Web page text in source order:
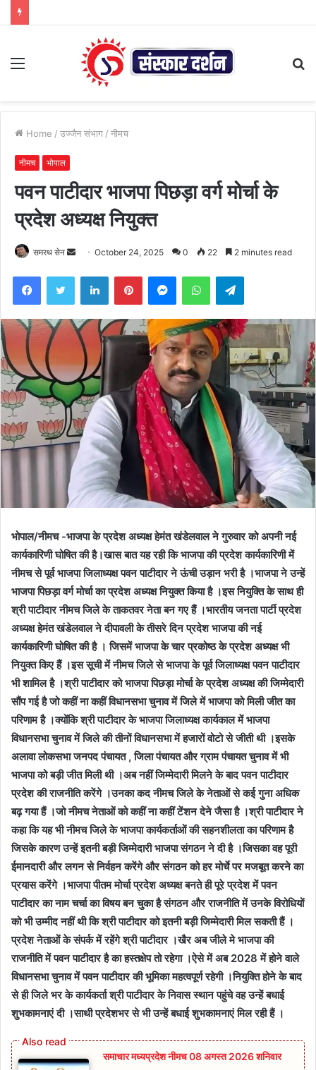
Menu
Home / उज्जैन संभाग / नीमच
नीमच भोपाल
पवन पाटीदार भाजपा पिछड़ा वर्ग मोर्चा के
प्रदेश अध्यक्ष नियुक्त
समरथ सेन
Send
email
October 24, 2025 0 22 2 minutes read
FacebookTwitter LinkedInPinterestMessengerWhatsAppTelegram
भोपाल/नीमच -भाजपा के प्रदेश अध्यक्ष हेमंत खंडेलवाल ने गुरुवार को अपनी नई
कार्यकारिणी घोषित की है।खास बात यह रही कि भाजपा की प्रदेश कार्यकारिणी में
नीमच से पूर्व भाजपा जिलाध्यक्ष पवन पाटीदार ने ऊंची उड़ान भरी है ।भाजपा ने उन्हें
भाजपा पिछड़ा वर्ग मोर्चा का प्रदेश अध्यक्ष नियुक्त किया है ।इस नियुक्ति के साथ ही
श्री पाटीदार नीमच जिले के ताकतवर नेता बन गए हैं ।भारतीय जनता पार्टी प्रदेश
अध्यक्ष हेमंत खंडेलवाल ने दीपावली के तीसरे दिन प्रदेश भाजपा की नई
कार्यकारिणी घोषित की है । जिसमें भाजपा के चार प्रकोष्ठ के प्रदेश अध्यक्ष भी
नियुक्त किए हैं ।इस सूची में नीमच जिले से भाजपा के पूर्व जिलाध्यक्ष पवन पाटीदार
भी शामिल है ।श्री पाटीदार को भाजपा पिछड़ा मोर्चा के प्रदेश अध्यक्ष की जिम्मेदारी
सौंप गई है जो कहीं ना कहीं विधानसभा चुनाव में जिले में भाजपा को मिली जीत का
परिणाम है ।क्योंकि श्री पाटीदार के भाजपा जिलाध्यक्ष कार्यकाल में भाजपा
विधानसभा चुनाव में जिले की तीनों विधानसभा में हजारों वोटो से जीती थी ।इसके
अलावा लोकसभा जनपद पंचायत , जिला पंचायत और ग्राम पंचायत चुनाव में भी
भाजपा को बड़ी जीत मिली थी ।अब नहीं जिम्मेदारी मिलने के बाद पवन पाटीदार
प्रदेश की राजनीति करेंगे ।उनका कद नीमच जिले के नेताओं से कई गुना अधिक
बढ़ गया हैं ।जो नीमच नेताओं को कहीं ना कहीं टेंशन देने जैसा है ।श्री पाटीदार ने
कहा कि यह भी नीमच जिले के भाजपा कार्यकर्ताओं की सहनशीलता का परिणाम है
जिसके कारण उन्हें इतनी बड़ी जिम्मेदारी भाजपा संगठन ने दी है ।जिसका वह पूरी
ईमानदारी और लगन से निर्वहन करेंगे और संगठन को हर मोर्चे पर मजबूत करने का
प्रयास करेंगे ।भाजपा पीतम मोर्चा प्रदेश अध्यक्ष बनते ही पूरे प्रदेश में पवन
पाटीदार का नाम चर्चा का विषय बन चुका है संगठन और राजनीति में उनके विरोधियों
को भी उम्मीद नहीं थी कि श्री पाटीदार को इतनी बड़ी जिम्मेदारी मिल सकती हैं ।
प्रदेश नेताओं के संपर्क में रहेंगे श्री पाटीदार ।खैर अब जीले मे भाजपा की
राजनीति में पवन पाटीदार है का हस्तक्षेप तो रहेगा ।ऐसे में अब 2028 में होने वाले
विधानसभा चुनाव में पवन पाटीदार की भूमिका महत्वपूर्ण रहेगी ।नियुक्ति होने के बाद
से ही जिले भर के कार्यकर्ता श्री पाटीदार के निवास स्थान पहुंचे वह उन्हें बधाई
शुभकामनाएं दी ।साथी प्रदेशभर से भी उन्हें बधाई शुभकामनाएं मिल रही हैं ।
समाचार मध्यप्रदेश नीमच 08 अगस्त 2026 शनिवार